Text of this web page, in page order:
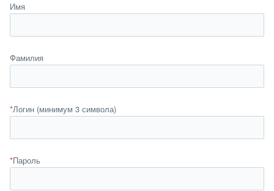
Имя
Фамилия
*Логин (минимум 3 символа)
*Пароль